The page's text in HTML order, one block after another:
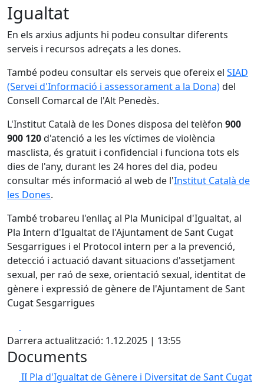
Igualtat
En els arxius adjunts hi podeu consultar diferents
serveis i recursos adreçats a les dones.
També podeu consultar els serveis que ofereix el SIAD
(Servei d'Informació i assessorament a la Dona)del
Consell Comarcal de l'Alt Penedès.
L'Institut Català de les Dones disposa del telèfon 900
900 120d'atenció a les les víctimes de violència
masclista, és gratuït i confidencial i funciona tots els
dies de l'any, durant les 24 hores del dia, podeu
consultar més informació al web de l'Institut Català de
les Dones.
També trobareu l'enllaç al Pla Municipal d'Igualtat, al
Pla Intern d'Igualtat de l'Ajuntament de Sant Cugat
Sesgarrigues i el Protocol intern per a la prevenció,
detecció i actuació davant situacions d'assetjament
sexual, per raó de sexe, orientació sexual, identitat de
gènere i expressió de gènere de l'Ajuntament de Sant
Cugat Sesgarrigues
Darrera actualització: 1.12.2025 | 13:55
Documents
II Pla d'Igualtat de Gènere i Diversitat de Sant Cugat